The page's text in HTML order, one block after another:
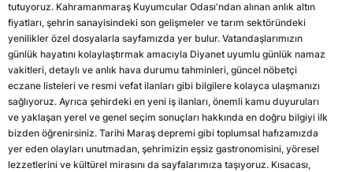
tutuyoruz. Kahramanmaraş Kuyumcular Odası'ndan alınan anlık altın
fiyatları, şehrin sanayisindeki son gelişmeler ve tarım sektöründeki
yenilikler özel dosyalarla sayfamızda yer bulur. Vatandaşlarımızın
günlük hayatını kolaylaştırmak amacıyla Diyanet uyumlu günlük namaz
vakitleri, detaylı ve anlık hava durumu tahminleri, güncel nöbetçi
eczane listeleri ve resmi vefat ilanları gibi bilgilere kolayca ulaşmanızı
sağlıyoruz. Ayrıca şehirdeki en yeni iş ilanları, önemli kamu duyuruları
ve yaklaşan yerel ve genel seçim sonuçları hakkında en doğru bilgiyi ilk
bizden öğrenirsiniz. Tarihi Maraş depremi gibi toplumsal hafızamızda
yer eden olayları unutmadan, şehrimizin eşsiz gastronomisini, yöresel
lezzetlerini ve kültürel mirasını da sayfalarımıza taşıyoruz. Kısacası,